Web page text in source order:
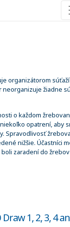
organizátorom
žiadne
o každom
opatrení, aby
Spravodlivosť
nižšie. Účastníci
zaradení do
1, 2, 3, 4